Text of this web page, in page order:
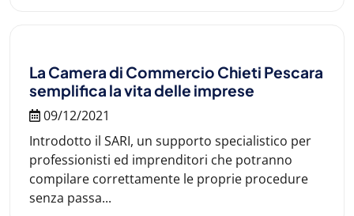
La Camera di Commercio Chieti Pescara
semplifica la vita delle imprese
09/12/2021
Introdotto il SARI, un supporto specialistico per
professionisti ed imprenditori che potranno
compilare correttamente le proprie procedure
senza passa...